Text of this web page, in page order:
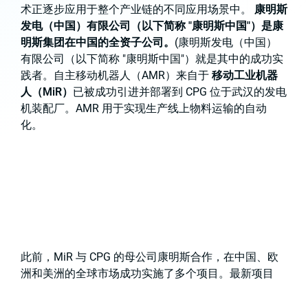
术正逐步应用于整个产业链的不同应用场景中。 康明斯
发电（中国）有限公司（以下简称 "康明斯中国"）是康
明斯集团在中国的全资子公司。 (康明斯发电（中国）
有限公司（以下简称 "康明斯中国"）就是其中的成功实
践者。自主移动机器人（AMR）来自于 移动工业机器
人（MiR） 已被成功引进并部署到 CPG 位于武汉的发电
机装配厂。AMR 用于实现生产线上物料运输的自动
化。
此前，MiR 与 CPG 的母公司康明斯合作，在中国、欧
洲和美洲的全球市场成功实施了多个项目。最新项目